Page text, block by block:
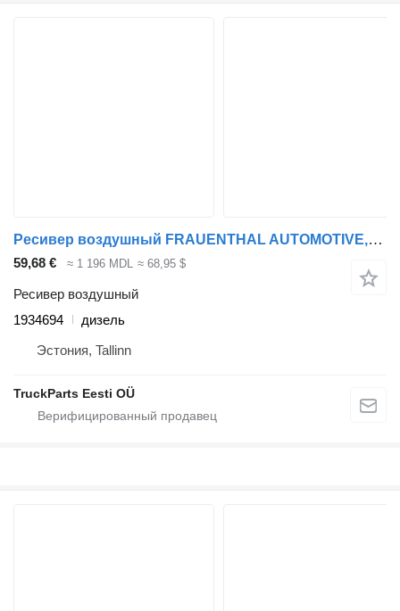
Ресивер воздушный FRAUENTHAL AUTOMOTIVE,DAF CF460 (01.17-) 1934694 для тягача DAF CF450, CF460 (2017-)
59,68 € ≈ 1 196 MDL ≈ 68,95 $
Ресивер воздушный
1934694
дизель
Эстония, Tallinn
TruckParts Eesti OÜ